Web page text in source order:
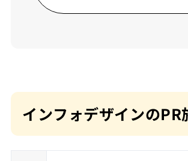
インフォデザインのPR